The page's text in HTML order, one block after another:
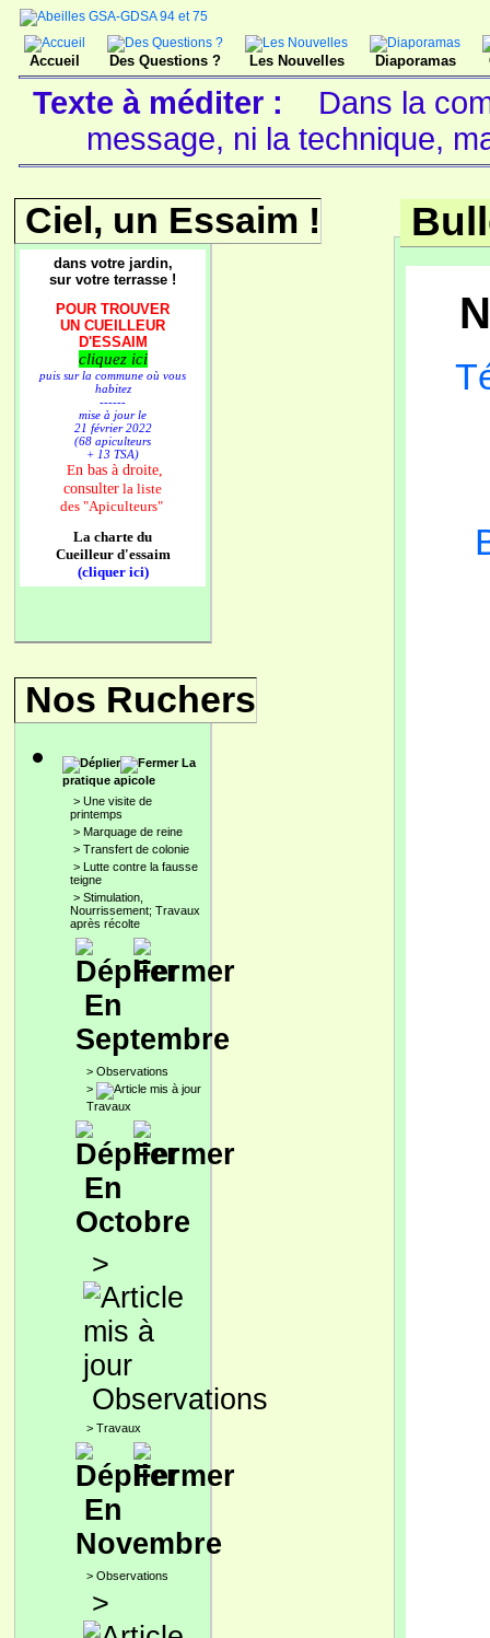
Accueil Des Questions ? Les Nouvelles Diaporamas
Texte à méditer :
Dans la
message, ni la technique,
Ciel, un Essaim !
dans votre jardin,
sur votre terrasse !
POUR TROUVER
UN CUEILLEUR
D'ESSAIM
cliquez ici
puis sur la commune où vous
habitez
------
mise à jour le
21 février 2022
(68 apiculteurs
+ 13 TSA)
En bas à droite,
consulter la liste
des "Apiculteurs"
La charte du
Cueilleur d'essaim
(cliquer ici)
Nos Ruchers
La
pratique apicole
> Une visite de
printemps
> Marquage de reine
> Transfert de colonie
> Lutte contre la fausse
teigne
> Stimulation,
Nourrissement; Travaux
après récolte
En
Septembre
> Observations
>
Travaux
En
Octobre
>
Observations
> Travaux
En
Novembre
> Observations
>